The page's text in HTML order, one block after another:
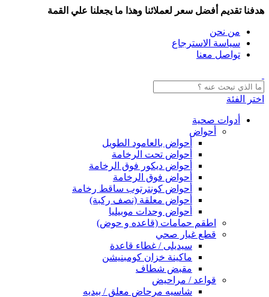
هدفنا تقديم أفضل سعر لعملائنا وهذا ما يجعلنا علي القمة
من نحن
سياسة الاسترجاع
تواصل معنا
اختر الفئة
أدوات صحية
أحواض
أحواض بالعامود الطويل
أحواض تحت الرخامة
أحواض ديكور فوق الرخامة
أحواض فوق الرخامة
أحواض كونترتوب ساقط رخامة
أحواض معلقة (نصف ركبة)
أحواض وحدات موبيليا
اطقم حمامات (قاعده و حوض)
قطع غيار صحي
سيديلى / غطاء قاعدة
ماكينة خزان كومبنيشن
مقبض شطاف
قواعد / مراحيض
شاسيه مرحاض معلق / بيديه